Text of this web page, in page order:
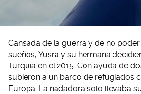
Cansada de la guerra y de no
sueños, Yusra y su hermana
Turquía en el 2015. Con ayuda de
subieron a un barco de refugiados
Europa. La nadadora solo llevaba